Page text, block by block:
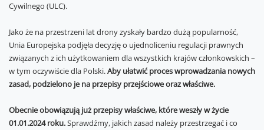
Cywilnego (ULC).
Jako że na przestrzeni lat drony zyskały bardzo dużą popularność,
Unia Europejska podjęła decyzję o ujednoliceniu regulacji prawnych
związanych z ich użytkowaniem dla wszystkich krajów członkowskich –
w tym oczywiście dla Polski.Aby ułatwić proces wprowadzania nowych
zasad, podzielono je na przepisy przejściowe oraz właściwe.
Obecnie obowiązują już przepisy właściwe, które weszły w życie
01.01.2024 roku.Sprawdźmy, jakich zasad należy przestrzegać i co